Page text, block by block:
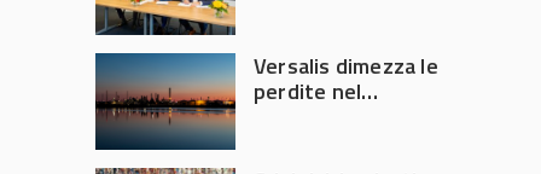
Versalis dimezza le
perdite nel